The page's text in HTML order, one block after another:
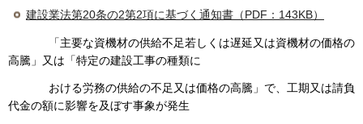
建設業法第20条の2第2項に基づく通知書（PDF：143KB）
「主要な資機材の供給不足若しくは遅延又は資機材の価格の
高騰」又は「特定の建設工事の種類に
おける労務の供給の不足又は価格の高騰」で、工期又は請負
代金の額に影響を及ぼす事象が発生